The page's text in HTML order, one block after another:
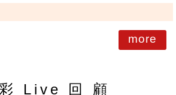
more
Live 回 顧